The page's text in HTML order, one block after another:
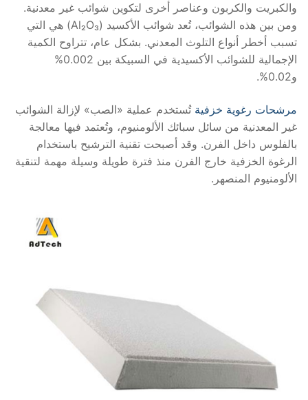
والكبريت والكربون وعناصر أخرى لتكوين شوائب غير معدنية.
ومن بين هذه الشوائب، تُعد شوائب الأكسيد (Al₂O₃) هي التي
تسبب أخطر أنواع التلوث المعدني. بشكل عام، تتراوح الكمية
الإجمالية للشوائب الأكسيدية في السبيكة بين 0.002%
و0.02%.
مرشحات رغوية خزفية تُستخدم عملية «الصب» لإزالة الشوائب
غير المعدنية من سائل سبائك الألومنيوم، وتُعتمد فيها معالجة
بالفلوس داخل الفرن. وقد أصبحت تقنية الترشيح باستخدام
الرغوة الخزفية خارج الفرن منذ فترة طويلة وسيلة مهمة لتنقية
الألومنيوم المنصهر.